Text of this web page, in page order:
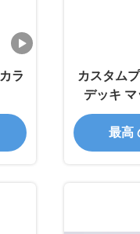
ラ
カスタム
デッキ
最高